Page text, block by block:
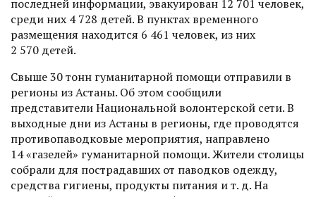
последней информации, эвакуирован 12 701 человек,
среди них 4 728 детей. В пунктах временного
размещения находится 6 461 человек, из них
2 570 детей.
Свыше 30 тонн гуманитарной помощи отправили в
регионы из Астаны. Об этом сообщили
представители Национальной волонтерской сети. В
выходные дни из Астаны в регионы, где проводятся
противопаводковые мероприятия, направлено
14 «газелей» гуманитарной помощи. Жители столицы
собрали для пострадавших от паводков одежду,
средства гигие­ны, продукты питания и т. д. На